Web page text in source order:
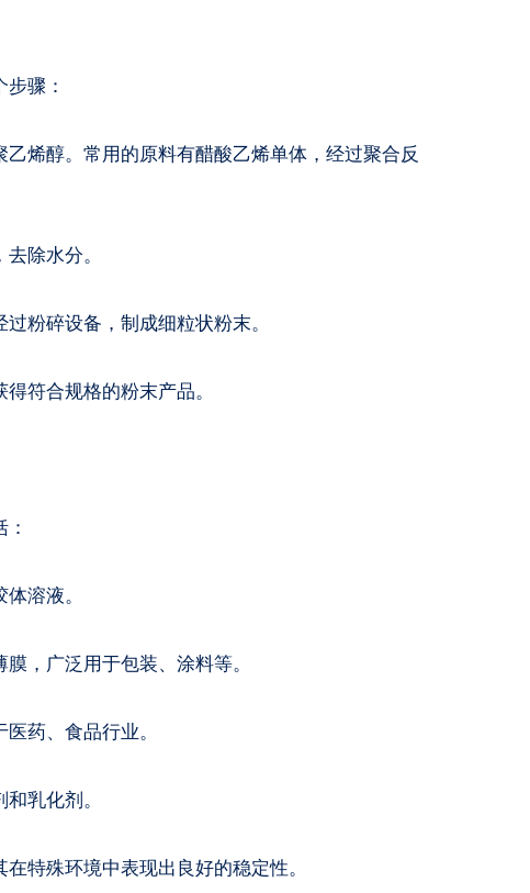
骤：
烯醇。常用的原料有醋酸乙烯单体，经过聚合反
除水分。
粉碎设备，制成细粒状粉末。
符合规格的粉末产品。
溶液。
，广泛用于包装、涂料等。
药、食品行业。
乳化剂。
特殊环境中表现出良好的稳定性。